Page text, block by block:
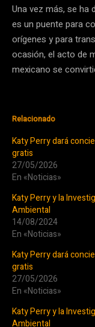
Una vez más, se ha
es un puente para
orígenes y para
ocasión, el acto de
mexicano se
Relacionado
Katy Perry dará
gratis
27/05/2026
En «Noticias»
Katy Perry y la
Ambiental
14/08/2024
En «Noticias»
Katy Perry dará
gratis
27/05/2026
En «Noticias»
Katy Perry y la
Ambiental